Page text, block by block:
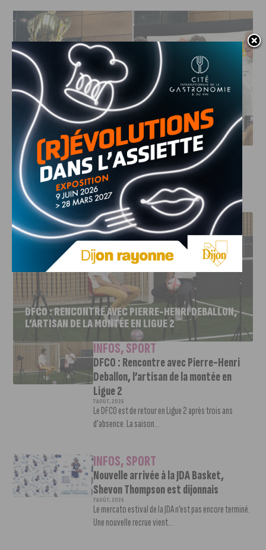
Crédit photo : Facebook Foodies Dijon
J'AIME LE DFCO
DFCO : RENCONTRE AVEC PIERRE-HENRI DEBALLON,
L’ARTISAN DE LA MONTÉE EN LIGUE 2
INFOS,SPORT
DFCO : Rencontre avec Pierre-Henri
Deballon, l’artisan de la montée en
Ligue 2
7 AOÛT, 2026
Le DFCO est de retour en Ligue 2 après trois ans
d’absence. La saison...
INFOS,SPORT
Nouvelle arrivée à la JDA Basket,
Shevon Thompson est dijonnais
7 AOÛT, 2026
Le mercato estival de la JDA n’est pas encore terminé.
Une nouvelle recrue vient...